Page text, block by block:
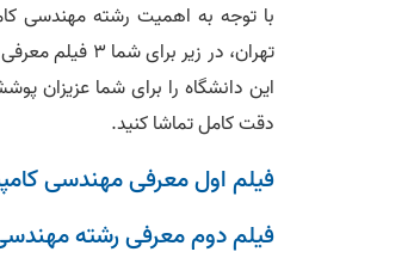
با توجه به اهمیت رشته مهندسی
تهران، در
این دانشگاه را برای شما عزیزان
دقت کامل تماشا کنید.
فیلم اول معرفی مهندسی
فیلم دوم معرفی رشته